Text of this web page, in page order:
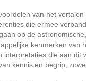
van het
die ermee
op de
kenmerken van
interpretaties die aan dit
kennis en begrip,